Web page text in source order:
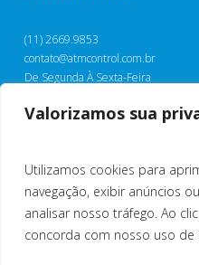
Valorizamos sua
Utilizamos cookies para
navegação, exibir anúncios
analisar nosso tráfego. Ao
concorda com nosso uso de
(11) 2669.9853
contato@atmcontrol.com.br
De Segunda À Sexta-Feira
(62) 99482.7218